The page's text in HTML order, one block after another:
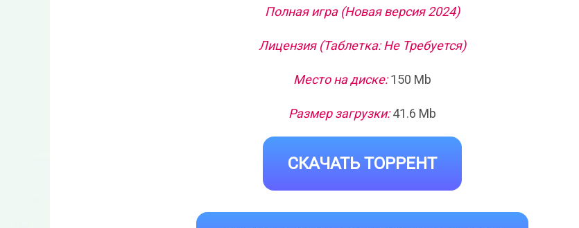
Полная игра (Новая версия 2024)
Лицензия (Таблетка: Не Требуется)
Место на диске:150 Mb
Размер загрузки:41.6 Mb
СКАЧАТЬ ТОРРЕНТ